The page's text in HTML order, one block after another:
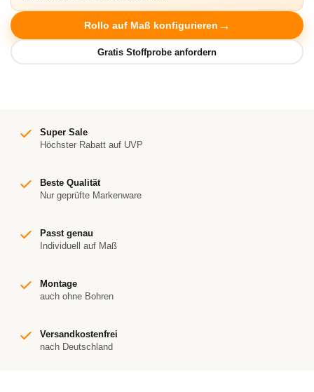
Rollo auf Maß konfigurieren
Super Sale
Höchster Rabatt auf UVP
Beste Qualität
Nur geprüfte Markenware
Passt genau
Individuell auf Maß
Montage
auch ohne Bohren
Versandkostenfrei
nach Deutschland